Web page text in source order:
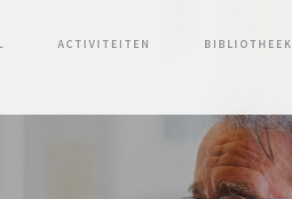
ACTIVITEITEN BIBLIOTHEEK